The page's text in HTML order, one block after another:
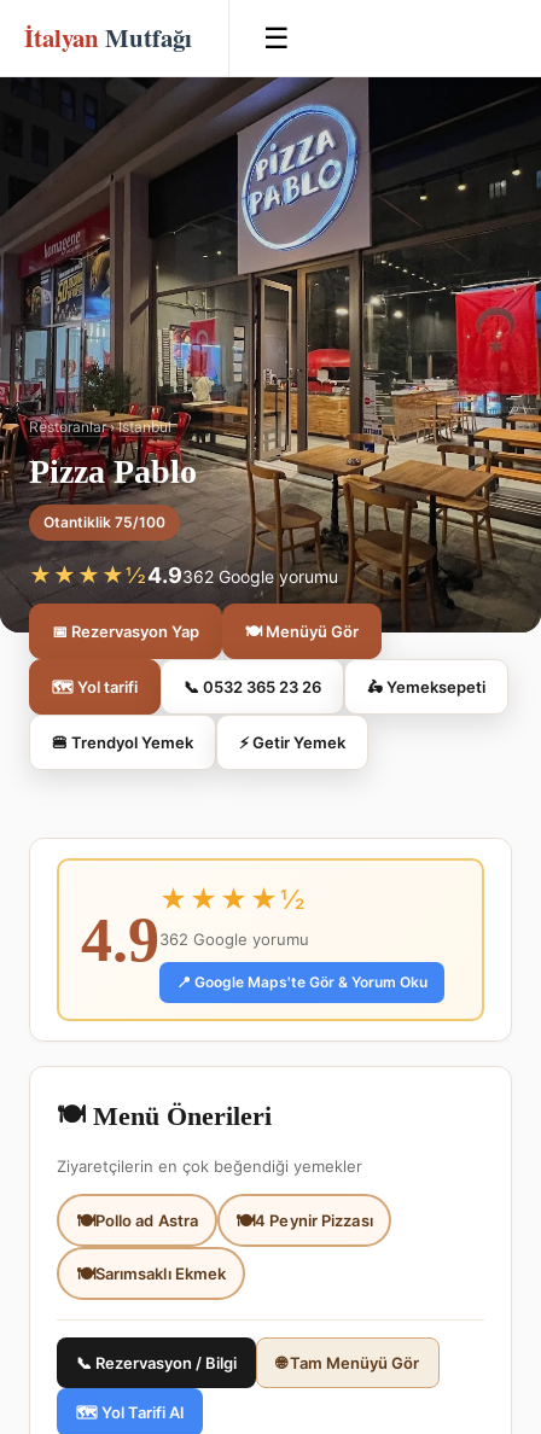
İtalyan Mutfağı ☰
Restoranlar›Istanbul
Pizza Pablo
Otantiklik 75/100
★★★★½4.9362 Google yorumu
📅 Rezervasyon Yap 🍽️ Menüyü Gör
🗺️ Yol tarifi 📞 0532 365 23 26 🛵 Yemeksepeti
🍔 Trendyol Yemek ⚡ Getir Yemek
4.9
★★★★½
362 Google yorumu
📍 Google Maps'te Gör & Yorum Oku
🍽️ Menü Önerileri
Ziyaretçilerin en çok beğendiği yemekler
Pollo ad Astra 4 Peynir Pizzası
Sarımsaklı Ekmek
📞 Rezervasyon / Bilgi 🌐 Tam Menüyü Gör
🗺️ Yol Tarifi Al